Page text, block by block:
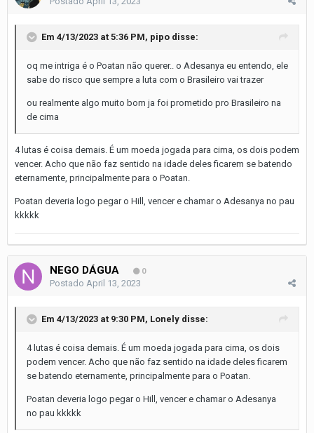
Em 4/13/2023 at 5:36 PM, pipo disse:
oq me intriga é o Poatan não querer.. o Adesanya eu entendo, ele
sabe do risco que sempre a luta com o Brasileiro vai trazer
ou realmente algo muito bom ja foi prometido pro Brasileiro na
de cima
4 lutas é coisa demais. É um moeda jogada para cima, os dois podem
vencer. Acho que não faz sentido na idade deles ficarem se batendo
eternamente, principalmente para o Poatan.
Poatan deveria logo pegar o Hill, vencer e chamar o Adesanya no pau
kkkkk
NEGO DÁGUA 0
Postado April 13, 2023
Em 4/13/2023 at 9:30 PM, Lonely disse:
4 lutas é coisa demais. É um moeda jogada para cima, os dois
podem vencer. Acho que não faz sentido na idade deles ficarem
se batendo eternamente, principalmente para o Poatan.
Poatan deveria logo pegar o Hill, vencer e chamar o Adesanya
no pau kkkkk